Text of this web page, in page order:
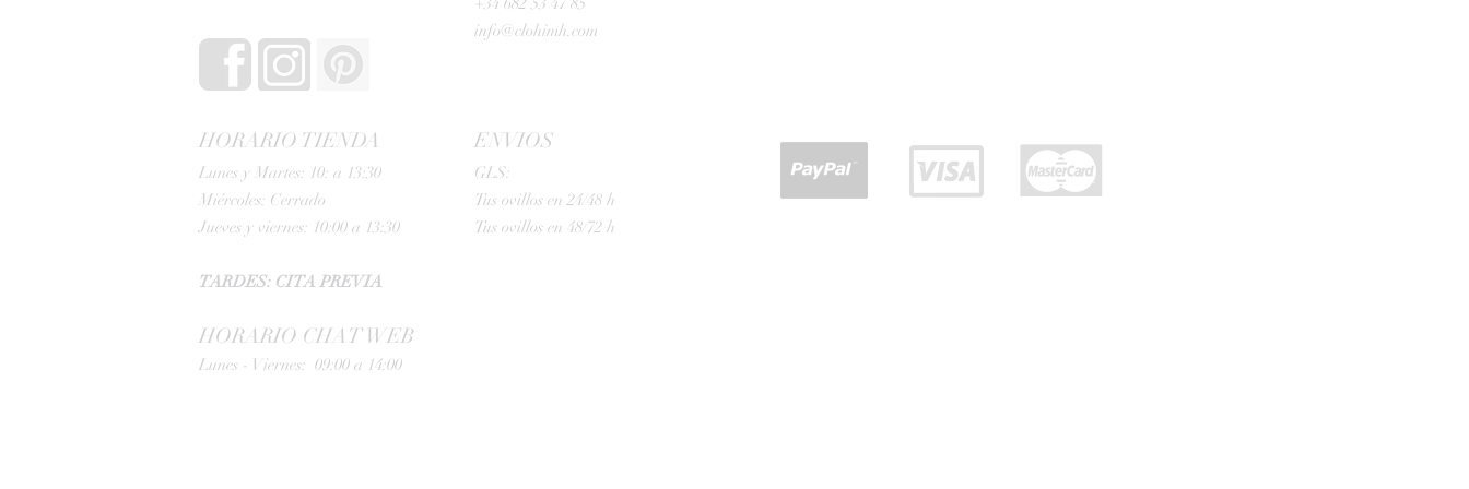
info@clohimh.com
HORARIO TIENDA
Lunes y Martes: 10: a 13:30
Miércoles: Cerrado
Jueves y viernes: 10:00 a 13:30
TARDES: CITA PREVIA
HORARIO CHAT WEB
Lunes - Viernes: 09:00 a 14:00
ENVIOS
GLS:
Tus ovillos en 24/48 h
Tus ovillos en 48/72 h